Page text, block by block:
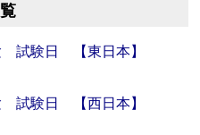
試験日 【東日本】
試験日 【西日本】